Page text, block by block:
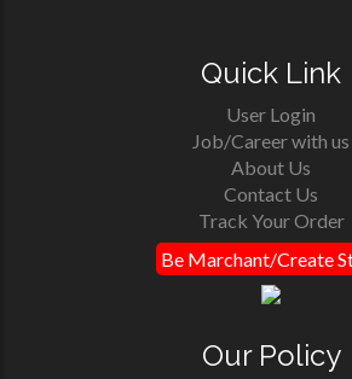
Quick Link
User Login
Job/Career with us
About Us
Contact Us
Track Your Order
Be Marchant/Create
Our Policy